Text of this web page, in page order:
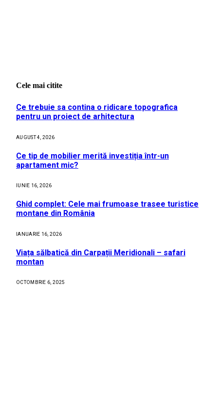
Cele mai citite
Ce trebuie sa contina o ridicare topografica
pentru un proiect de arhitectura
AUGUST 4, 2026
Ce tip de mobilier merită investiția într-un
apartament mic?
IUNIE 16, 2026
Ghid complet: Cele mai frumoase trasee turistice
montane din România
IANUARIE 16, 2026
Viața sălbatică din Carpații Meridionali – safari
montan
OCTOMBRIE 6, 2025